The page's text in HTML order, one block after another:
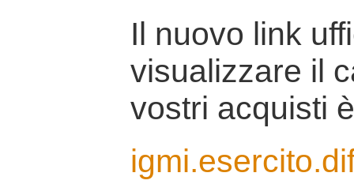
Il nuovo link
visualizzare il
vostri acquisti